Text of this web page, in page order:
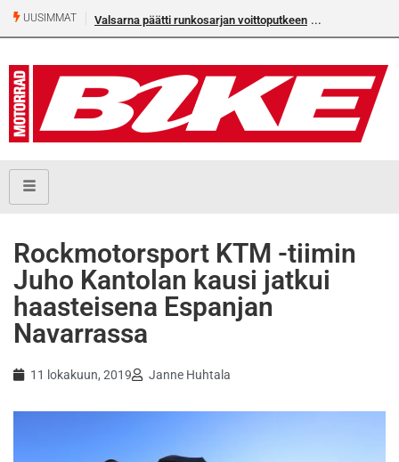
UUSIMMAT Valsarna päätti runkosarjan voittoputkeen
Rockmotorsport KTM -tiimin
Juho Kantolan kausi jatkui
haasteisena Espanjan
Navarrassa
11 lokakuun, 2019 Janne Huhtala